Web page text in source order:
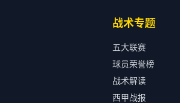
战术专题
五大联赛
球员荣誉榜
战术解读
西甲战报